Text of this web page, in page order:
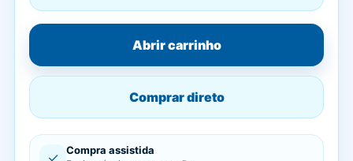
Abrir carrinho
Comprar direto
✓ Compra assistida